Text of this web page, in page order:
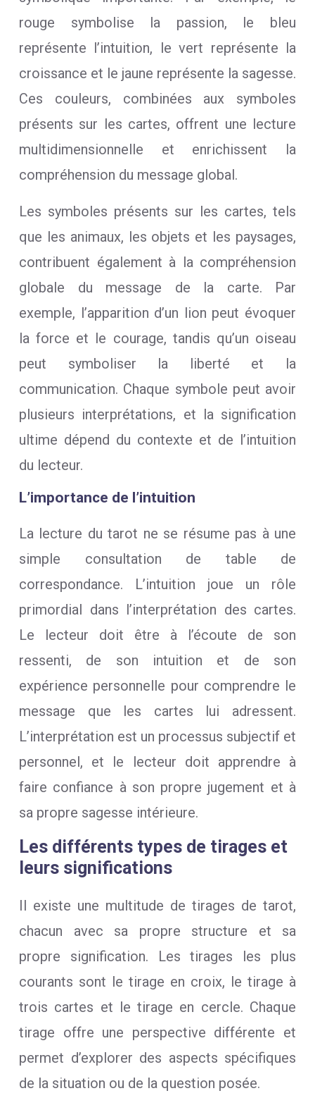
rouge symbolise la passion, le bleu
représente l’intuition, le vert représente la
croissance et le jaune représente la sagesse.
Ces couleurs, combinées aux symboles
présents sur les cartes, offrent une lecture
multidimensionnelle et enrichissent la
compréhension du message global.
Les symboles présents sur les cartes, tels
que les animaux, les objets et les paysages,
contribuent également à la compréhension
globale du message de la carte. Par
exemple, l’apparition d’un lion peut évoquer
la force et le courage, tandis qu’un oiseau
peut symboliser la liberté et la
communication. Chaque symbole peut avoir
plusieurs interprétations, et la signification
ultime dépend du contexte et de l’intuition
du lecteur.
L’importance de l’intuition
La lecture du tarot ne se résume pas à une
simple consultation de table de
correspondance. L’intuition joue un rôle
primordial dans l’interprétation des cartes.
Le lecteur doit être à l’écoute de son
ressenti, de son intuition et de son
expérience personnelle pour comprendre le
message que les cartes lui adressent.
L’interprétation est un processus subjectif et
personnel, et le lecteur doit apprendre à
faire confiance à son propre jugement et à
sa propre sagesse intérieure.
Les différents types de tirages et
leurs significations
Il existe une multitude de tirages de tarot,
chacun avec sa propre structure et sa
propre signification. Les tirages les plus
courants sont le tirage en croix, le tirage à
trois cartes et le tirage en cercle. Chaque
tirage offre une perspective différente et
permet d’explorer des aspects spécifiques
de la situation ou de la question posée.